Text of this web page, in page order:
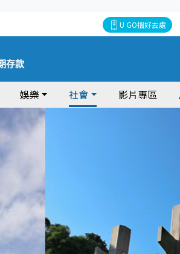
U GO搵好去處
存款
娛樂 社會 影片專區